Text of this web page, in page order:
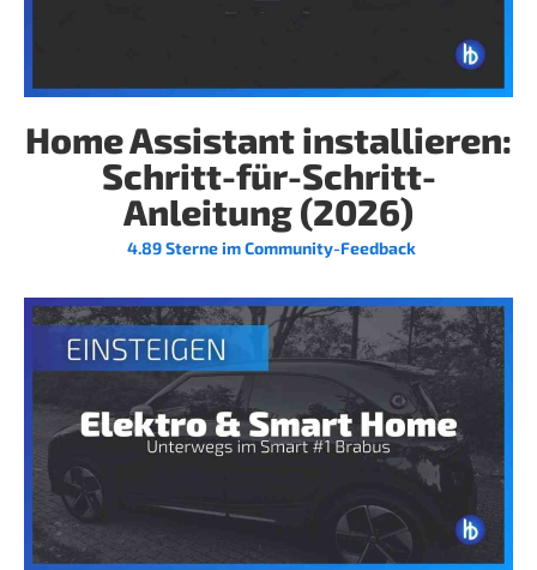
Home Assistant installieren:
Schritt-für-Schritt-
Anleitung (2026)
4.89 Sterne im Community-Feedback